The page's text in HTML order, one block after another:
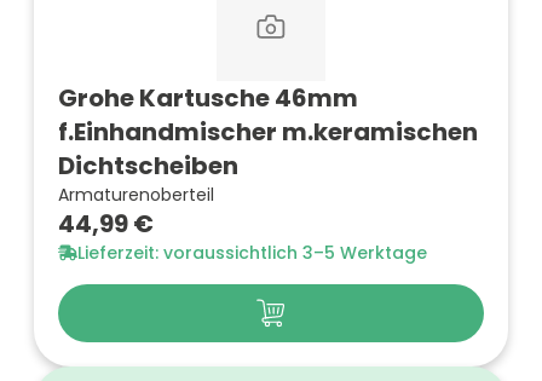
Grohe Kartusche 46mm
f.Einhandmischer m.keramischen
Dichtscheiben
Armaturenoberteil
44,99 €
Lieferzeit: voraussichtlich 3–5 Werktage